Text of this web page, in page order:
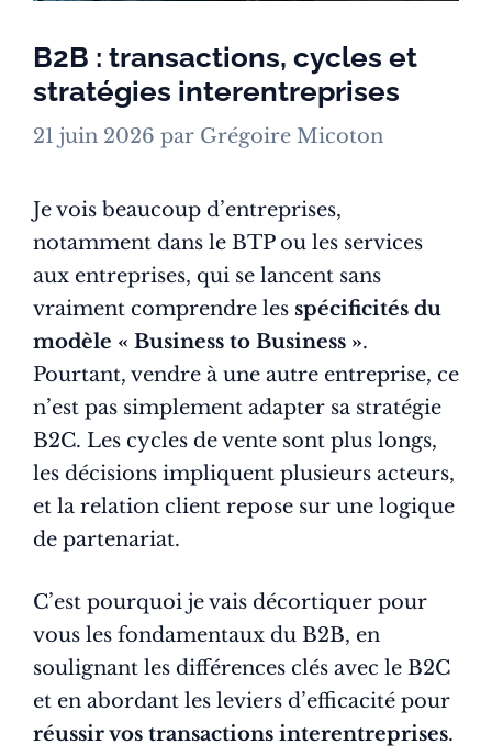
B2B : transactions, cycles et
stratégies interentreprises
21 juin 2026 par Grégoire Micoton
Je vois beaucoup d’entreprises,
notamment dans le BTP ou les services
aux entreprises, qui se lancent sans
vraiment comprendre les spécificités du
modèle « Business to Business ».
Pourtant, vendre à une autre entreprise, ce
n’est pas simplement adapter sa stratégie
B2C. Les cycles de vente sont plus longs,
les décisions impliquent plusieurs acteurs,
et la relation client repose sur une logique
de partenariat.
C’est pourquoi je vais décortiquer pour
vous les fondamentaux du B2B, en
soulignant les différences clés avec le B2C
et en abordant les leviers d’efficacité pour
réussir vos transactions interentreprises.